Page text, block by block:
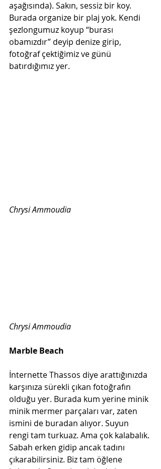
aşağısında). Sakın, sessiz bir koy.
Burada organize bir plaj yok. Kendi
şezlongumuz koyup “burası
obamızdır” deyip denize girip,
fotoğraf çektiğimiz ve günü
batırdığımız yer.
Chrysi Ammoudia
Chrysi Ammoudia
Marble Beach
İnternette Thassos diye arattığınızda
karşınıza sürekli çıkan fotoğrafın
olduğu yer. Burada kum yerine minik
minik mermer parçaları var, zaten
ismini de buradan alıyor. Suyun
rengi tam turkuaz. Ama çok kalabalık.
Sabah erken gidip ancak tadını
çıkarabilirsiniz. Biz tam öğlene